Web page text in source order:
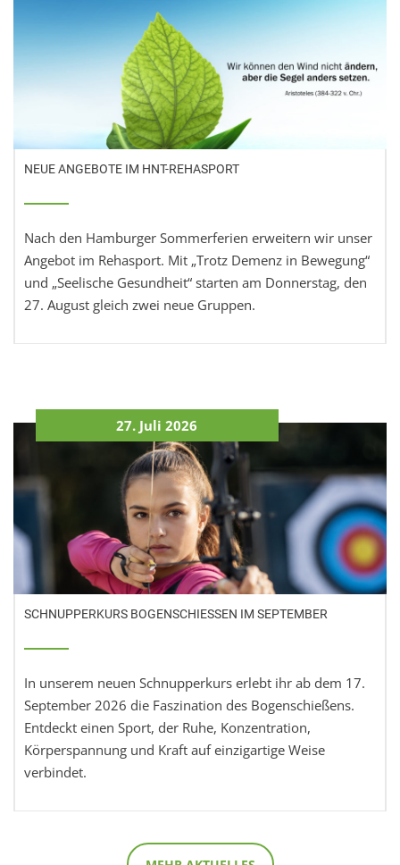
NEUE ANGEBOTE IM HNT-REHASPORT
Nach den Hamburger Sommerferien erweitern wir unser
Angebot im Rehasport. Mit „Trotz Demenz in Bewegung“
und „Seelische Gesundheit“ starten am Donnerstag, den
27. August gleich zwei neue Gruppen.
27. Juli 2026
SCHNUPPERKURS BOGENSCHIESSEN IM SEPTEMBER
In unserem neuen Schnupperkurs erlebt ihr ab dem 17.
September 2026 die Faszination des Bogenschießens.
Entdeckt einen Sport, der Ruhe, Konzentration,
Körperspannung und Kraft auf einzigartige Weise
verbindet.